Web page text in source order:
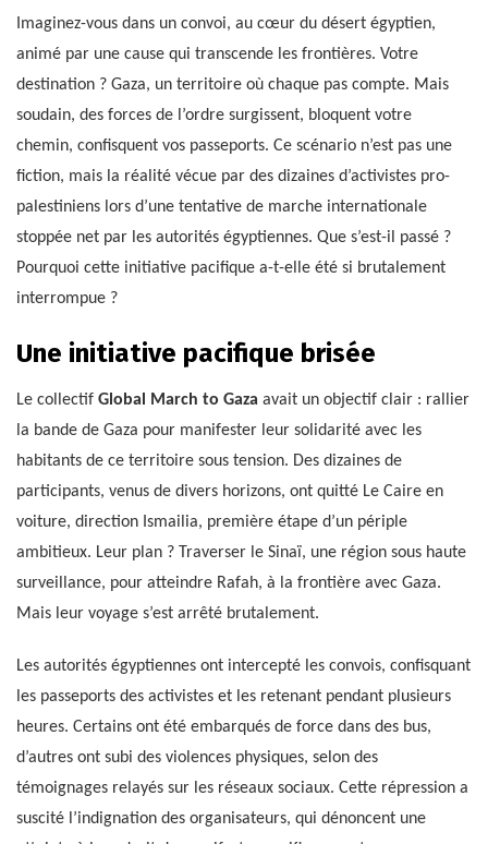
Imaginez-vous dans un convoi, au cœur du désert égyptien,
animé par une cause qui transcende les frontières. Votre
destination ? Gaza, un territoire où chaque pas compte. Mais
soudain, des forces de l’ordre surgissent, bloquent votre
chemin, confisquent vos passeports. Ce scénario n’est pas une
fiction, mais la réalité vécue par des dizaines d’activistes pro-
palestiniens lors d’une tentative de marche internationale
stoppée net par les autorités égyptiennes. Que s’est-il passé ?
Pourquoi cette initiative pacifique a-t-elle été si brutalement
interrompue ?
Une initiative pacifique brisée
Le collectif Global March to Gaza avait un objectif clair : rallier
la bande de Gaza pour manifester leur solidarité avec les
habitants de ce territoire sous tension. Des dizaines de
participants, venus de divers horizons, ont quitté Le Caire en
voiture, direction Ismailia, première étape d’un périple
ambitieux. Leur plan ? Traverser le Sinaï, une région sous haute
surveillance, pour atteindre Rafah, à la frontière avec Gaza.
Mais leur voyage s’est arrêté brutalement.
Les autorités égyptiennes ont intercepté les convois, confisquant
les passeports des activistes et les retenant pendant plusieurs
heures. Certains ont été embarqués de force dans des bus,
d’autres ont subi des violences physiques, selon des
témoignages relayés sur les réseaux sociaux. Cette répression a
suscité l’indignation des organisateurs, qui dénoncent une